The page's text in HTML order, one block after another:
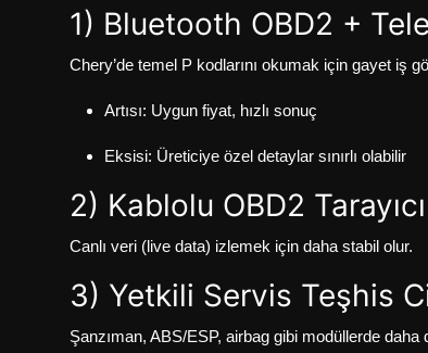
1) Bluetooth OBD2 +
Chery’de temel P kodlarını okumak için gayet iş
Artısı: Uygun fiyat, hızlı sonuç
Eksisi: Üreticiye özel detaylar sınırlı olabilir
2) Kablolu OBD2 Tarayıcı
Canlı veri (live data) izlemek için daha stabil olur.
3) Yetkili Servis Teşhis
Şanzıman, ABS/ESP, airbag gibi modüllerde